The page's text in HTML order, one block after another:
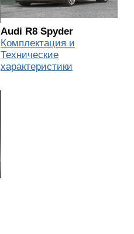
Audi R8 Spyder
Комплектация и
Технические
характеристики